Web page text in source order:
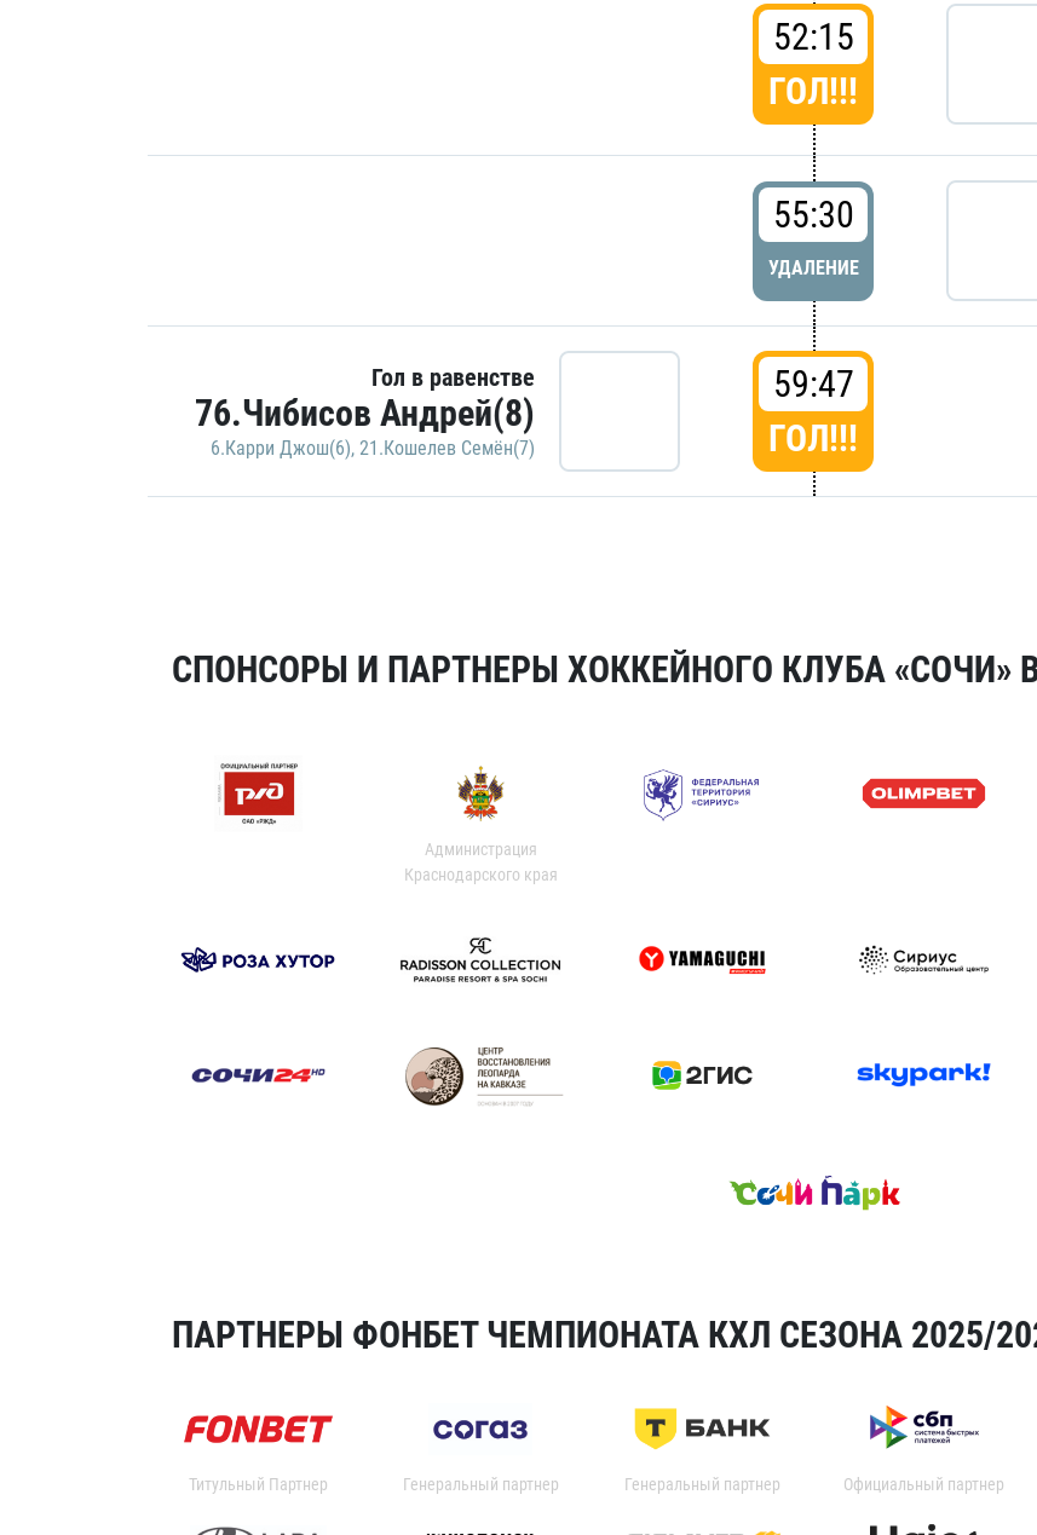
52:15
ГОЛ!!!
55:30
УДАЛЕНИЕ
Гол в равенстве
76.Чибисов Андрей(8)
6.Карри Джош(6), 21.Кошелев Семён(7)
59:47
ГОЛ!!!
СПОНСОРЫ И ПАРТНЕРЫ ХОККЕЙНОГО КЛУБА «СОЧИ» В
Администрация
Краснодарского края
ПАРТНЕРЫ ФОНБЕТ ЧЕМПИОНАТА КХЛ СЕЗОНА 2025/
Титульный Партнер Генеральный партнер Генеральный партнер Официальный партнер